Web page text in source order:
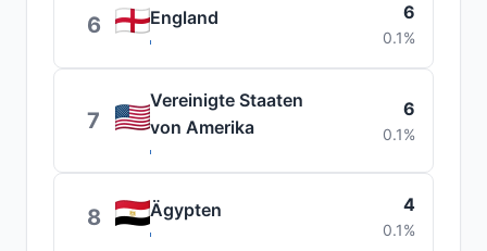
6 England 6
0.1%
7
Vereinigte Staaten
von Amerika
6
0.1%
8 Ägypten 4
0.1%